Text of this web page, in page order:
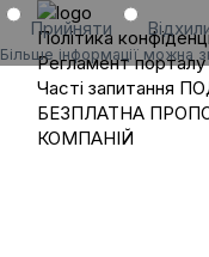
Прийняти
Більше інформації можна
Політика
Регламент порталу
Часті запитання
БЕЗПЛАТНА
КОМПАНІЙ